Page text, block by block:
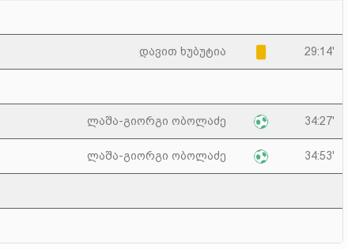
დავით ხუბუტია 29:14'
ლაშა-გიორგი ობოლაძე 34:27'
ლაშა-გიორგი ობოლაძე 34:53'